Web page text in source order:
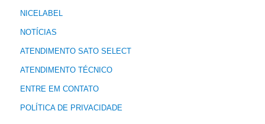
NICELABEL
NOTÍCIAS
ATENDIMENTO SATO SELECT
ATENDIMENTO TÉCNICO
ENTRE EM CONTATO
POLÍTICA DE PRIVACIDADE